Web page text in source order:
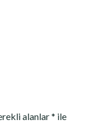
alanlar* ile